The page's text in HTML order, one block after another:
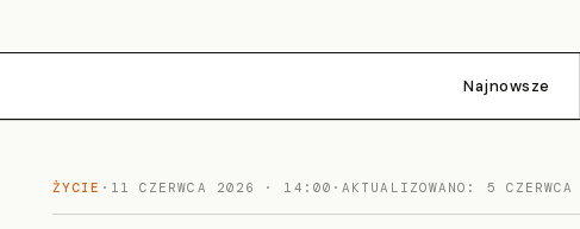
Najnowsze
ŻYCIE · 11 CZERWCA 2026 · 14:00 ·AKTUALIZOWANO: 5